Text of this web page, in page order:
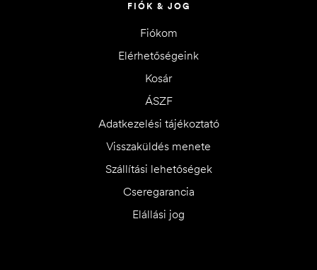
FIÓK & JOG
Fiókom
Elérhetőségeink
Kosár
ÁSZF
Adatkezelési tájékoztató
Visszaküldés menete
Szállítási lehetőségek
Cseregarancia
Elállási jog